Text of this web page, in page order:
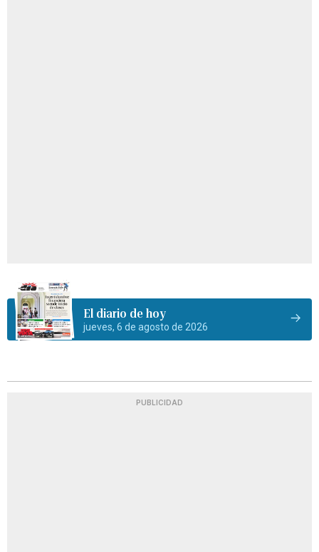
El diario de hoy
jueves, 6 de agosto de 2026
PUBLICIDAD